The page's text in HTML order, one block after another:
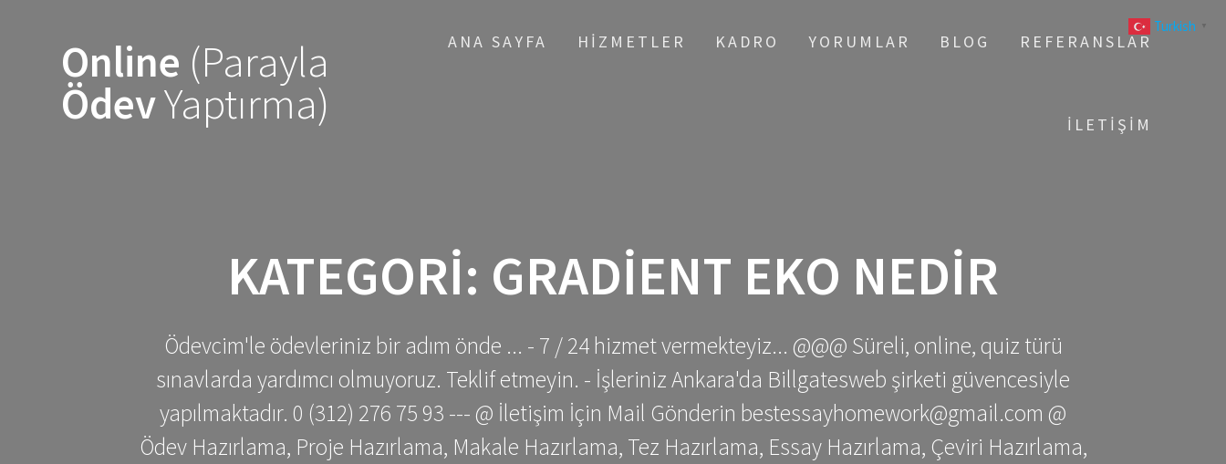
Online (Parayla
ÖdevYaptırma)
ANA SAYFA HIZMETLER KADRO YORUMLAR BLOG REFERANSLAR
İLETIŞIM
KATEGORI: GRADIENT EKO NEDIR
Ödevcim'le ödevleriniz bir adım önde ... - 7 / 24 hizmet vermekteyiz... @@@ Süreli, online, quiz türü
sınavlarda yardımcı olmuyoruz. Teklif etmeyin. - İşleriniz Ankara'da Billgatesweb şirketi güvencesiyle
yapılmaktadır. 0 (312) 276 75 93 --- @ İletişim İçin Mail Gönderin bestessayhomework@gmail.com @
Ödev Hazırlama, Proje Hazırlama, Makale Hazırlama, Tez Hazırlama, Essay Hazırlama, Çeviri Hazırlama,
Turkish ▼